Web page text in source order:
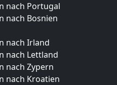
nach Portugal
nach Bosnien
nach Irland
nach Lettland
nach Zypern
nach Kroatien